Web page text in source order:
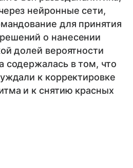
нейронные сети,
для принятия
о нанесении
долей вероятности
содержалась в том, что
к корректировке
и к снятию красных